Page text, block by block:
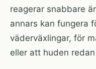
reagerar snabbare
annars kan fungera
väderväxlingar, för
eller att huden